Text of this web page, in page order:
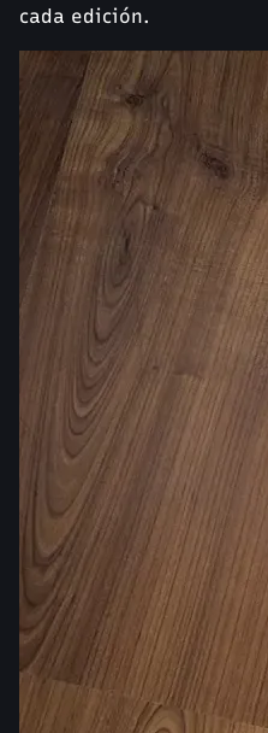
cada edición.